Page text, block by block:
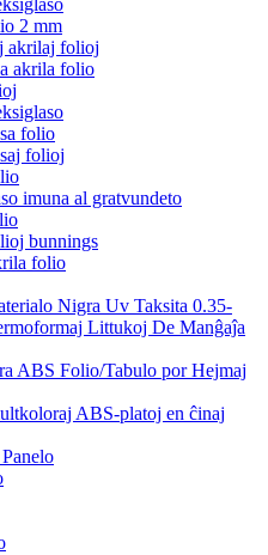
2 mm
akrilaj folioj
akrila folio
folio
folioj
imuna al gratvundeto
bunnings
folio
Nigra Uv Taksita 0.35-
Littukoj De Manĝaĵa
ABS Folio/Tabulo por Hejmaj
ABS-platoj en ĉinaj